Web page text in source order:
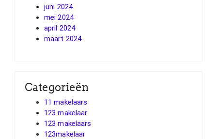
juni 2024
mei 2024
april 2024
maart 2024
Categorieën
11 makelaars
123 makelaar
123 makelaars
123makelaar